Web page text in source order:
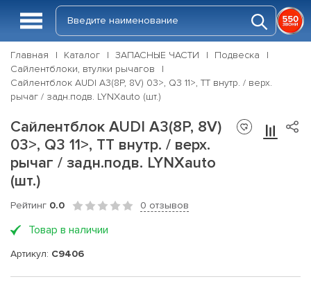
Главная Каталог ЗАПАСНЫЕ ЧАСТИ
Подвеска
Сайлентблоки, втулки рычагов
Сайлентблок AUDI A3(8P, 8V) 03>, Q3 11>, TT внутр. / верх.
рычаг / задн.подв. LYNXauto (шт.)
Сайлентблок AUDI A3(8P, 8V)
03>, Q3 11>, TT внутр. / верх.
рычаг / задн.подв. LYNXauto
(шт.)
Рейтинг 0.0 0 отзывов
Товар в наличии
Артикул: C9406